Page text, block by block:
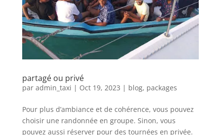
partagé ou privé
par admin_taxi | Oct 19, 2023 | blog, packages
Pour plus d’ambiance et de cohérence, vous pouvez
choisir une randonnée en groupe. Sinon, vous
pouvez aussi réserver pour des tournées en privée.